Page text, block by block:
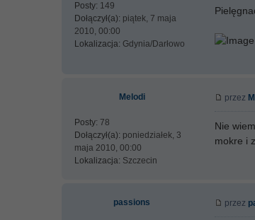
Posty: 149
Dołączył(a): piątek, 7 maja
2010, 00:00
Lokalizacja: Gdynia/Darłowo
Melodi
Posty: 78
Dołączył(a): poniedziałek, 3
maja 2010, 00:00
Lokalizacja: Szczecin
przez
Nie
mokre i
passions przez